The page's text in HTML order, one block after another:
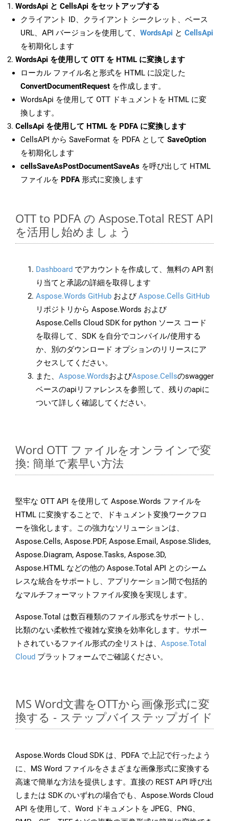
WordsApi と CellsApi をセットアップする
クライアント ID、クライアント シークレット、ベース
URL、API バージョンを使用して、 WordsApi と CellsApi
を初期化します
WordsApi を使用して OTT を HTML に変換します
ローカル ファイル名と形式を HTML に設定した
ConvertDocumentRequest を作成します。
WordsApi を使用して OTT ドキュメントを HTML に変
換します。
CellsApi を使用して HTML を PDFA に変換します
CellsAPI から SaveFormat を PDFA として SaveOption
を初期化します
cellsSaveAsPostDocumentSaveAs を呼び出して HTML
ファイルを PDFA 形式に変換します
OTT to PDFA の Aspose.Total REST API
を活用し始めましょう
Dashboard でアカウントを作成して、無料の API 割
り当てと承認の詳細を取得します
Aspose.Words GitHub およびAspose.Cells GitHub
リポジトリから Aspose.Words および
Aspose.Cells Cloud SDK for python ソース コード
を取得して、SDK を自分でコンパイル/使用する
か、別のダウンロード オプションのリリースにア
クセスしてください。
また、 Aspose.WordsおよびAspose.Cellsのswagger
ベースのapiリファレンスを参照して、残りのapiに
ついて詳しく確認してください。
Word OTT ファイルをオンラインで変
換: 簡単で素早い方法
堅牢な OTT API を使用して Aspose.Words ファイルを
HTML に変換することで、ドキュメント変換ワークフロ
ーを強化します。この強力なソリューションは、
Aspose.Cells, Aspose.PDF, Aspose.Email, Aspose.Slides,
Aspose.Diagram, Aspose.Tasks, Aspose.3D,
Aspose.HTML などの他の Aspose.Total API とのシーム
レスな統合をサポートし、アプリケーション間で包括的
なマルチフォーマットファイル変換を実現します。
Aspose.Total は数百種類のファイル形式をサポートし、
比類のない柔軟性で複雑な変換を効率化します。サポー
トされているファイル形式の全リストは、 Aspose.Total
Cloud プラットフォームでご確認ください。
MS Word文書をOTTから画像形式に変
換する - ステップバイステップガイド
Aspose.Words Cloud SDK は、PDFA で上記で行ったよう
に、MS Word ファイルをさまざまな画像形式に変換する
高速で簡単な方法を提供します。直接の REST API 呼び出
しまたは SDK のいずれの場合でも、Aspose.Words Cloud
API を使用して、Word ドキュメントを JPEG、PNG、